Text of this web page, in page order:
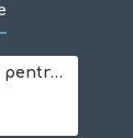
de spalat
cu arici.
bumbac
Protectii pentru bretele Isara Meadow Grass